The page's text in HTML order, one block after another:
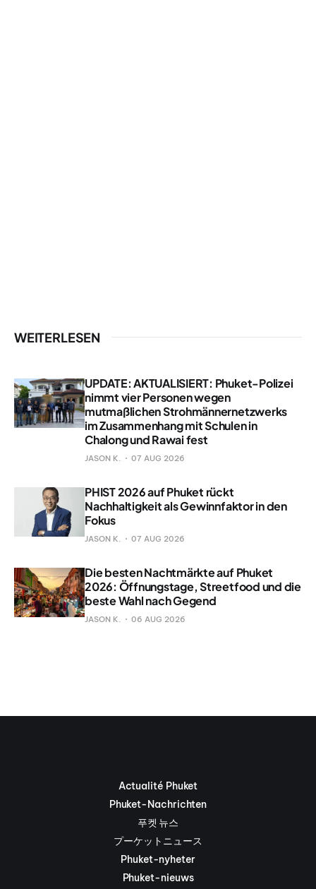
WEITERLESEN
UPDATE: AKTUALISIERT: Phuket-Polizei
nimmt vier Personen wegen
mutmaßlichen Strohmännernetzwerks
im Zusammenhang mit Schulen in
Chalong und Rawai fest
JASON K. 07 AUG 2026
PHIST 2026 auf Phuket rückt
Nachhaltigkeit als Gewinnfaktor in den
Fokus
JASON K. 07 AUG 2026
Die besten Nachtmärkte auf Phuket
2026: Öffnungstage, Streetfood und die
beste Wahl nach Gegend
JASON K. 06 AUG 2026
Actualité Phuket
Phuket-Nachrichten
푸켓 뉴스
プーケットニュース
Phuket-nyheter
Phuket-nieuws